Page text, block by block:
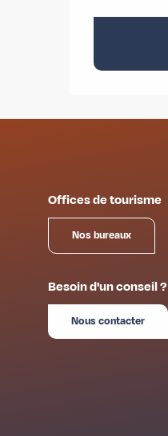
Offices de tourisme
Nos bureaux
Besoin d'un conseil ?
Nous contacter